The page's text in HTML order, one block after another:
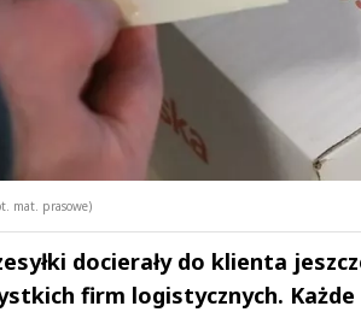
mat. prasowe)
docierały do klienta
firm logistycznych.